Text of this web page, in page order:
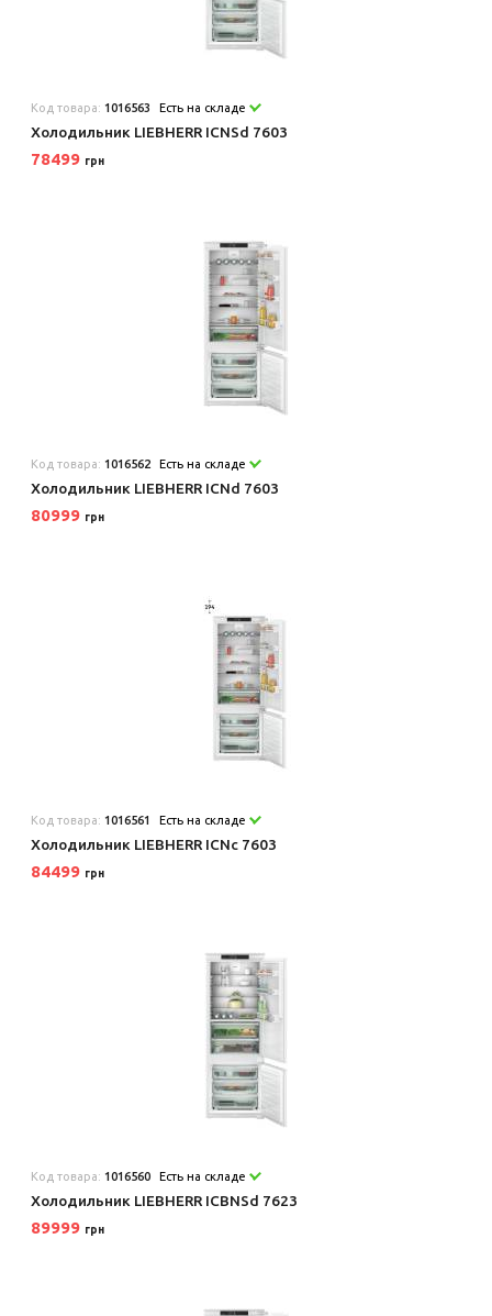
Код товара: 1016563 Есть на складе
Холодильник LIEBHERR ICNSd 7603
78499 грн
Код товара: 1016562 Есть на складе
Холодильник LIEBHERR ICNd 7603
80999 грн
Код товара: 1016561 Есть на складе
Холодильник LIEBHERR ICNc 7603
84499 грн
Код товара: 1016560 Есть на складе
Холодильник LIEBHERR ICBNSd 7623
89999 грн